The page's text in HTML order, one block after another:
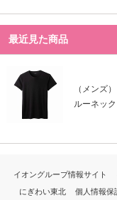
最近見た商品
（メンズ
ルーネッ
イオングループ情報サイト
にぎわい東北
個人情報保